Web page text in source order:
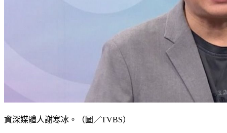
資深媒體人謝寒冰。（圖／TVBS）